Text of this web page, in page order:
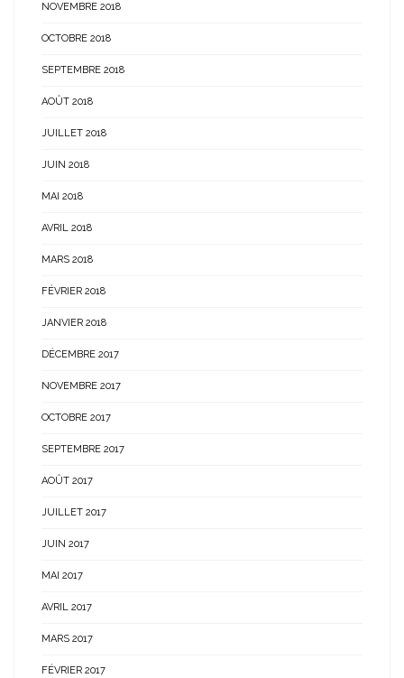
NOVEMBRE 2018
OCTOBRE 2018
SEPTEMBRE 2018
AOÛT 2018
JUILLET 2018
JUIN 2018
MAI 2018
AVRIL 2018
MARS 2018
FÉVRIER 2018
JANVIER 2018
DÉCEMBRE 2017
NOVEMBRE 2017
OCTOBRE 2017
SEPTEMBRE 2017
AOÛT 2017
JUILLET 2017
JUIN 2017
MAI 2017
AVRIL 2017
MARS 2017
FÉVRIER 2017